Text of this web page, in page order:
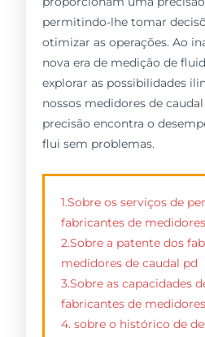
permitindo-lhe tomar
otimizar as operações. Ao
nova era de medição de
explorar as possibilidades
nossos medidores de
precisão encontra o
flui sem problemas.
1.Sobre os serviços de
fabricantes de
2.Sobre a patente dos
medidores de caudal pd
3.Sobre as capacidades
fabricantes de
4. sobre o histórico de